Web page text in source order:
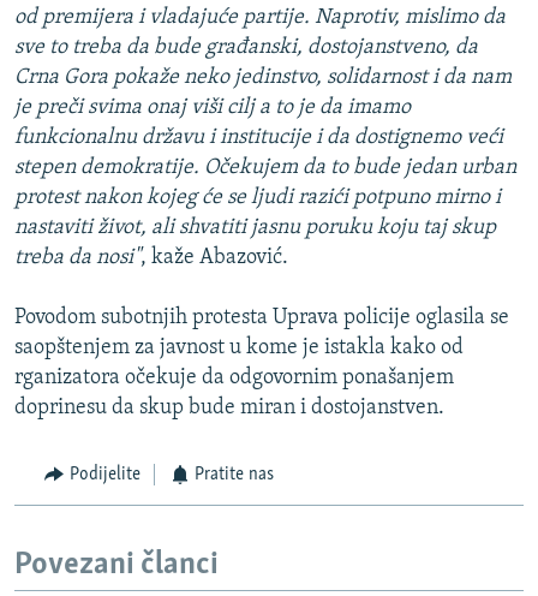
od premijera i vladajuće partije. Naprotiv, mislimo da
sve to treba da bude građanski, dostojanstveno, da
Crna Gora pokaže neko jedinstvo, solidarnost i da nam
je preči svima onaj viši cilj a to je da imamo
funkcionalnu državu i institucije i da dostignemo veći
stepen demokratije. Očekujem da to bude jedan urban
protest nakon kojeg će se ljudi razići potpuno mirno i
nastaviti život, ali shvatiti jasnu poruku koju taj skup
treba da nosi", kaže Abazović.
Povodom subotnjih protesta Uprava policije oglasila se
saopštenjem za javnost u kome je istakla kako od
rganizatora očekuje da odgovornim ponašanjem
doprinesu da skup bude miran i dostojanstven.
Podijelite Pratite nas
Povezani članci